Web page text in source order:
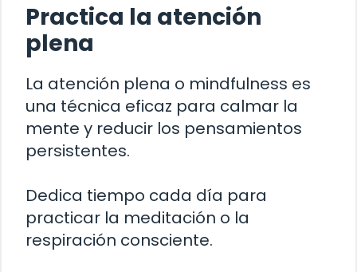
Practica la atención
plena
La atención plena o mindfulness es
una técnica eficaz para calmar la
mente y reducir los pensamientos
persistentes.
Dedica tiempo cada día para
practicar la meditación o la
respiración consciente.